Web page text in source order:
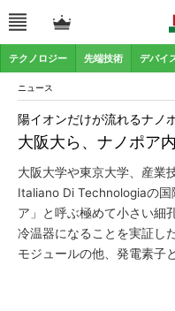
テクノロジー 先端技術 デバイ
ニュース
大阪大ら、ナノポア
陽イオンだけが流れるナノ
大阪大学や東京大学、産業
Italiano Di Technologiaの
ア」と呼ぶ極めて小さい細
冷温器になることを実証し
モジュールの他、発電素子